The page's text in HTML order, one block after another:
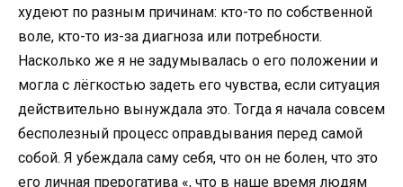
худеют по разным причинам: кто-то по собственной
воле, кто-то из-за диагноза или потребности.
Насколько же я не задумывалась о его положении и
могла с лёгкостью задеть его чувства, если ситуация
действительно вынуждала это. Тогда я начала совсем
бесполезный процесс оправдывания перед самой
собой. Я убеждала саму себя, что он не болен, что это
его личная прерогатива «, что в наше время людям